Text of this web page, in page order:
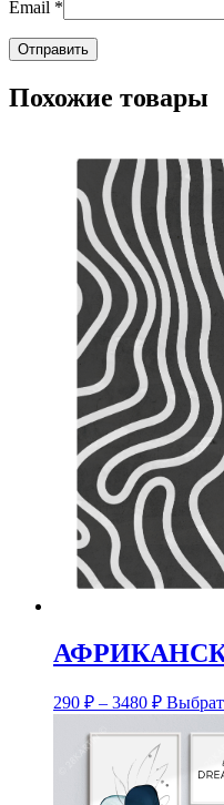
Email *
Похожие товары
290 ₽ – 3480 ₽